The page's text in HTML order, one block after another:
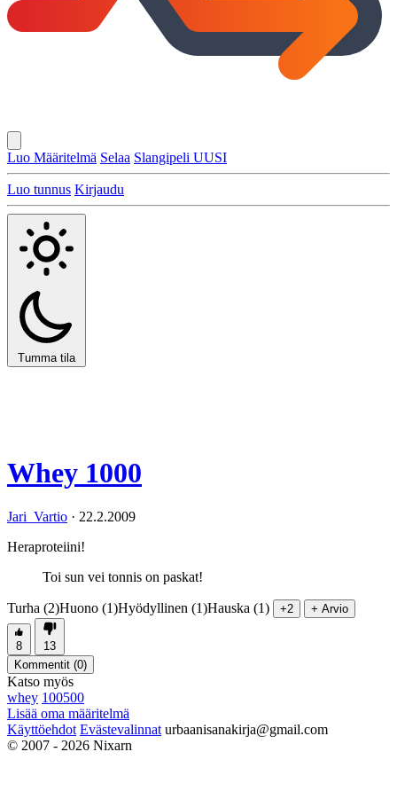
Luo Määritelmä Selaa Slangipeli UUSI
Luo tunnus Kirjaudu
Tumma tila
Whey 1000
Jari_Vartio · 22.2.2009
Heraproteiini!
Toi sun vei tonnis on paskat!
Turha (2)Huono (1)Hyödyllinen (1)Hauska (1) +2 + Arvio
8
13
Kommentit (0)
Katso myös
whey 100500
Lisää oma määritelmä
Käyttöehdot Evästevalinnat urbaanisanakirja@gmail.com
© 2007 - 2026 Nixarn